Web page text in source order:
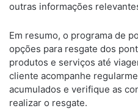
outras informações
Em resumo, o programa de
opções para resgate dos
produtos e serviços até
cliente acompanhe
acumulados e verifique as
realizar o resgate.